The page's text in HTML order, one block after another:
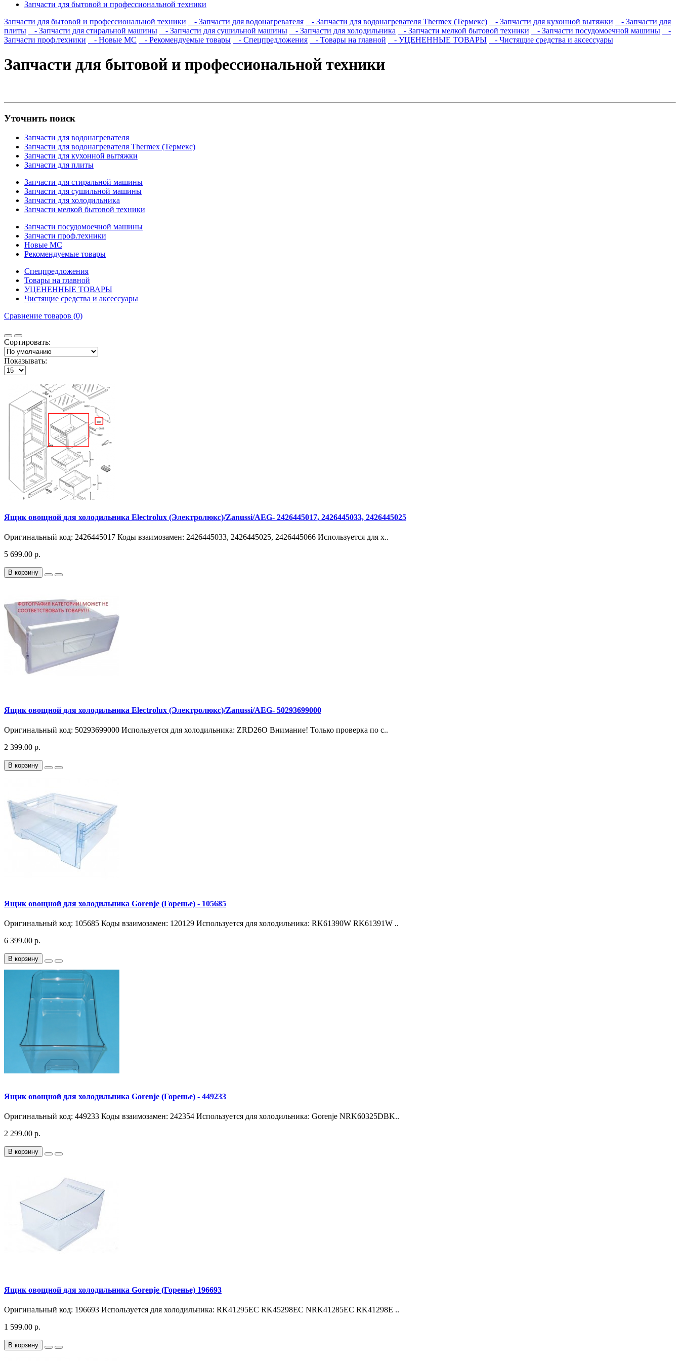
Запчасти для бытовой и профессиональной техники
Запчасти для бытовой и профессиональной техники
- Запчасти для водонагревателя - Запчасти для водонагревателя Thermex (Термекс) - Запчасти для кухонной вытяжки
- Запчасти для
плиты
- Запчасти для стиральной машины - Запчасти для сушильной машины - Запчасти для холодильника - Запчасти мелкой бытовой техники - Запчасти посудомоечной машины
-
Запчасти проф.техники
- Новые МС - Рекомендуемые товары - Спецпредложения - Товары на главной - УЦЕНЕННЫЕ ТОВАРЫ - Чистящие средства и аксессуары
Запчасти для бытовой и профессиональной техники
Уточнить поиск
Запчасти для водонагревателя
Запчасти для водонагревателя Thermex (Термекс)
Запчасти для кухонной вытяжки
Запчасти для плиты
Запчасти для стиральной машины
Запчасти для сушильной машины
Запчасти для холодильника
Запчасти мелкой бытовой техники
Запчасти посудомоечной машины
Запчасти проф.техники
Новые МС
Рекомендуемые товары
Спецпредложения
Товары на главной
УЦЕНЕННЫЕ ТОВАРЫ
Чистящие средства и аксессуары
Сравнение товаров (0)
Сортировать:
Показывать:
Ящик овощной для холодильника Electrolux (Электролюкс)/Zanussi/AEG- 2426445017, 2426445033, 2426445025
Оригинальный код: 2426445017 Коды взаимозамен: 2426445033, 2426445025, 2426445066 Используется для х..
5 699.00 р.
В корзину
Ящик овощной для холодильника Electrolux (Электролюкс)/Zanussi/AEG- 50293699000
Оригинальный код: 50293699000 Используется для холодильника: ZRD26O Внимание! Только проверка по с..
2 399.00 р.
В корзину
Ящик овощной для холодильника Gorenje (Горенье) - 105685
Оригинальный код: 105685 Коды взаимозамен: 120129 Используется для холодильника: RK61390W RK61391W ..
6 399.00 р.
В корзину
Ящик овощной для холодильника Gorenje (Горенье) - 449233
Оригинальный код: 449233 Коды взаимозамен: 242354 Используется для холодильника: Gorenje NRK60325DBK..
2 299.00 р.
В корзину
Ящик овощной для холодильника Gorenje (Горенье) 196693
Оригинальный код: 196693 Используется для холодильника: RK41295EC RK45298EC NRK41285EC RK41298E ..
1 599.00 р.
В корзину